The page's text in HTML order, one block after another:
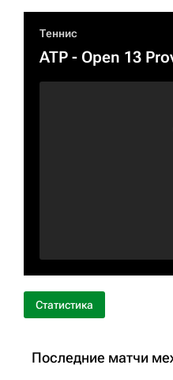
Теннис
ATP - Open 13
Статистика
Последние матчи